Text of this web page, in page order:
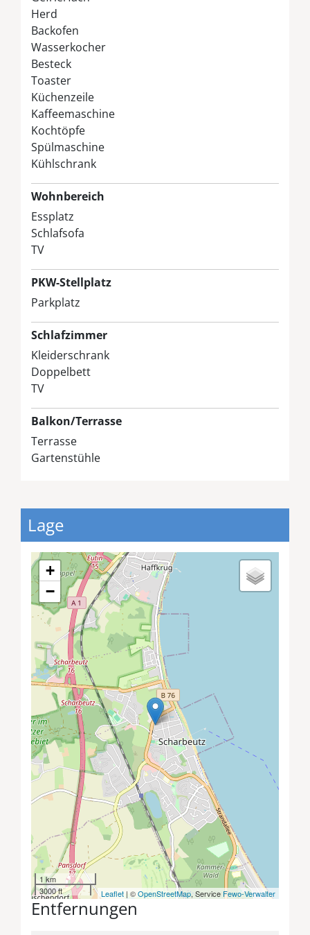
Herd
Backofen
Wasserkocher
Besteck
Toaster
Küchenzeile
Kaffeemaschine
Kochtöpfe
Spülmaschine
Kühlschrank
Wohnbereich
Essplatz
Schlafsofa
TV
PKW-Stellplatz
Parkplatz
Schlafzimmer
Kleiderschrank
Doppelbett
TV
Balkon/Terrasse
Terrasse
Gartenstühle
Lage
+
−
1 km
3000 ft
Leaflet | ©OpenStreetMap, Service Fewo-Verwalter
Entfernungen